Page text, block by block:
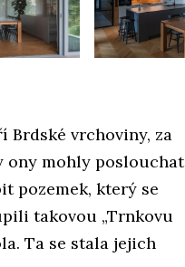
Brdské vrchoviny, za
ony mohly poslouchat
pozemek, který se
takovou „Trnkovu
Ta se stala jejich